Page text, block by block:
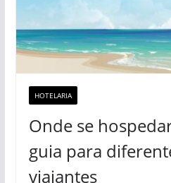
HOTELARIA
Onde se
guia para
viajantes